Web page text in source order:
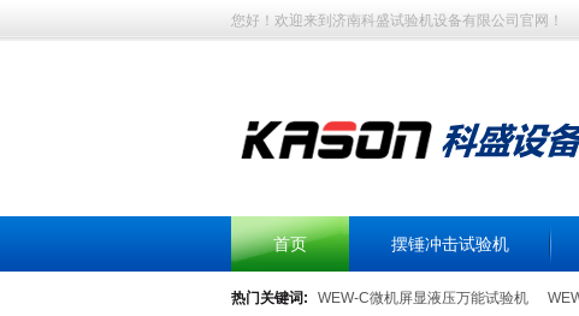
您好！欢迎来到济南科盛试验机设备有限公司官网！
首页 摆锤冲击试验机
热门关键词: WEW-C微机屏显液压万能试验机